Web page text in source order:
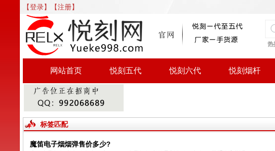
【登录】 【注册】
热
网站首页 悦刻五代 悦刻六代 悦刻烟杆
标签匹配
魔笛电子烟烟弹售价多少?